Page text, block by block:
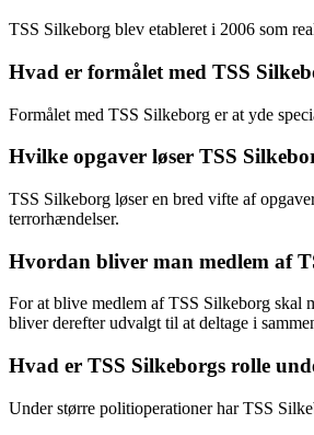
TSS Silkeborg blev etableret i 2006 som
Hvad er formålet med TSS
Formålet med TSS Silkeborg er at yde
Hvilke opgaver løser TSS
TSS Silkeborg løser en bred vifte af
terrorhændelser.
Hvordan bliver man medlem af
For at blive medlem af TSS Silkeborg skal
bliver derefter udvalgt til at deltage i
Hvad er TSS Silkeborgs rolle
Under større politioperationer har TSS